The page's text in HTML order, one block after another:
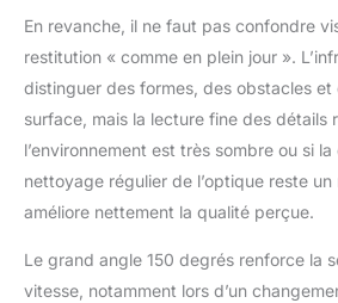
En revanche, il ne faut pas confondre
restitution « comme en plein jour ».
distinguer des formes, des obstacles et
surface, mais la lecture fine des détails
l’environnement est très sombre ou si
nettoyage régulier de l’optique reste
améliore nettement la qualité perçue.
Le grand angle 150 degrés renforce la
vitesse, notamment lors d’un